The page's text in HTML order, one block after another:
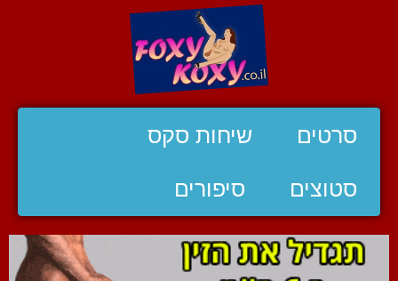
סרטים שיחות סקס
סטוצים סיפורים